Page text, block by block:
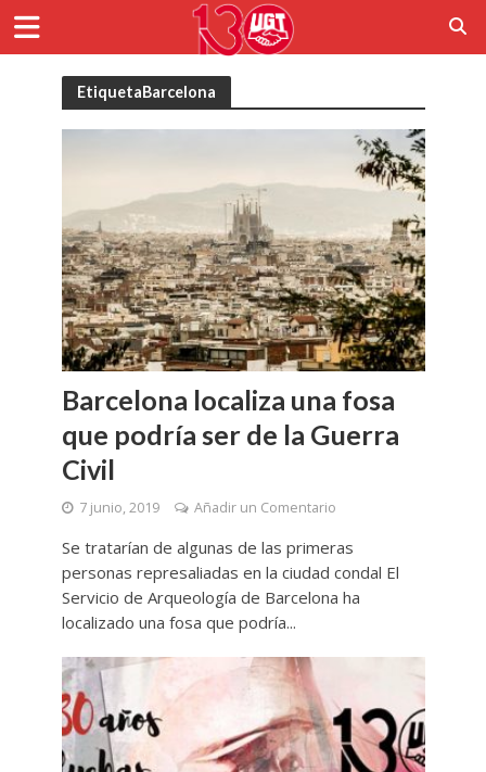
EtiquetaBarcelona
Barcelona localiza una fosa
que podría ser de la Guerra
Civil
7 junio, 2019 Añadir un Comentario
Se tratarían de algunas de las primeras
personas represaliadas en la ciudad condal El
Servicio de Arqueología de Barcelona ha
localizado una fosa que podría...